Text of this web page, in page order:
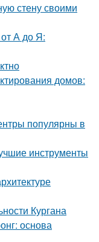
стену своими
А до Я:
домов:
популярны в
инструменты
Кургана
основа